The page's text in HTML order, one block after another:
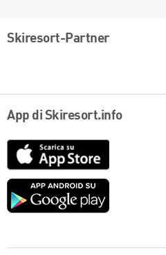
Skiresort-Partner
App di Skiresort.info
Google